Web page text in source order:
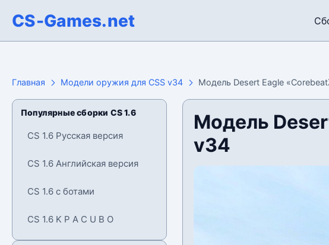
CS-Games.net
Главная Модели оружия для CSS v34 Модель Desert Eagle
Популярные сборки CS 1.6
CS 1.6 Русская версия
CS 1.6 Английская версия
CS 1.6 с ботами
CS 1.6 K P A C U B O
Модель
v34